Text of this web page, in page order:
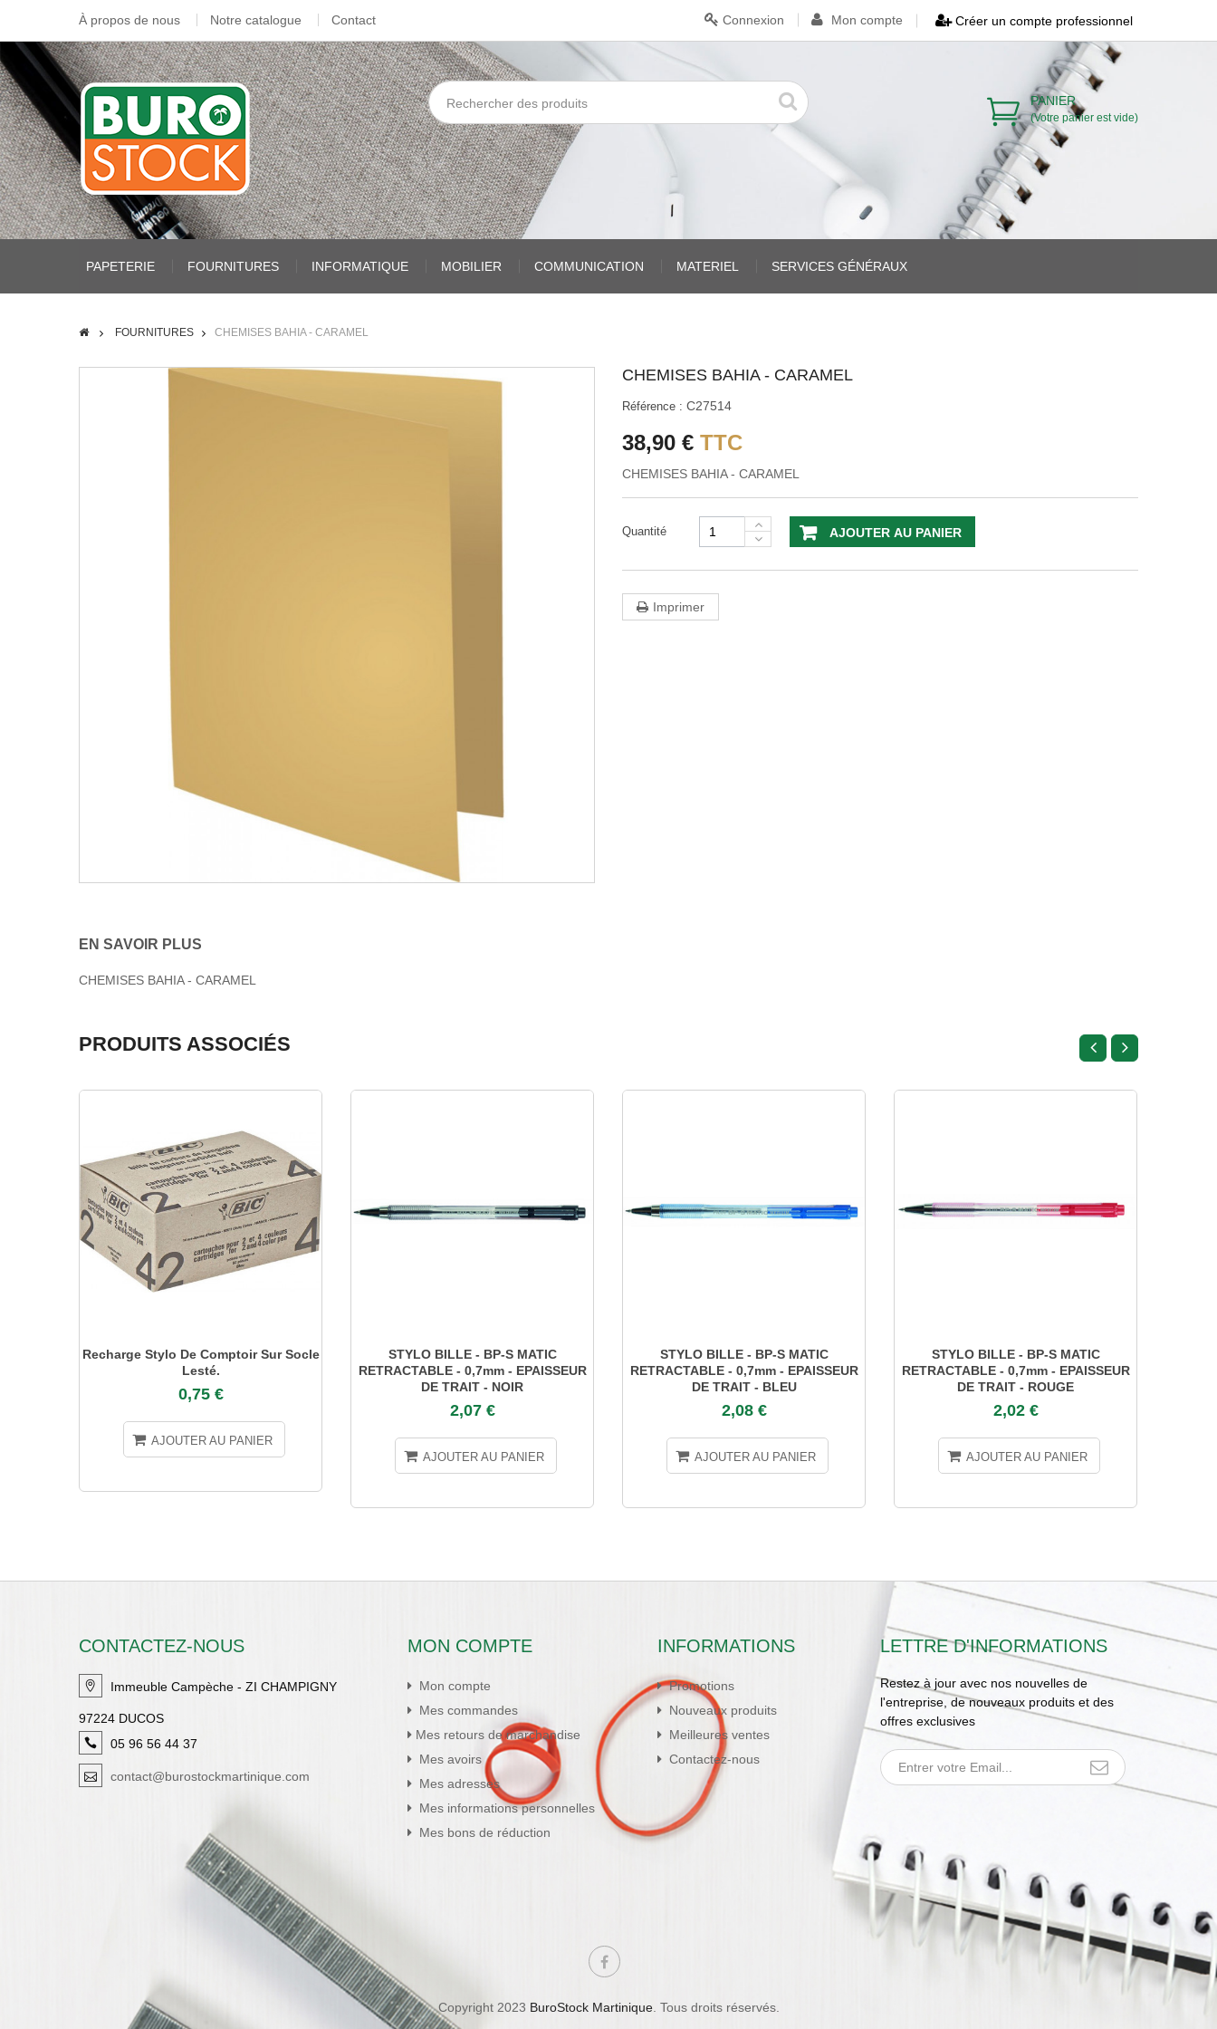
À propos de nous Notre catalogue Contact Créer un compte professionnel
Mon compte
Connexion
PANIER
(Votre panier est vide)
PAPETERIE FOURNITURES INFORMATIQUE MOBILIER COMMUNICATION MATERIEL SERVICES GÉNÉRAUX
FOURNITURES CHEMISES BAHIA - CARAMEL
CHEMISES BAHIA - CARAMEL
Référence : C27514
38,90 € TTC
CHEMISES BAHIA - CARAMEL
Quantité AJOUTER AU PANIER
Imprimer
EN SAVOIR PLUS
CHEMISES BAHIA - CARAMEL
PRODUITS ASSOCIÉS
Recharge Stylo De Comptoir Sur Socle
Lesté.
0,75 €
AJOUTER AU PANIER
STYLO BILLE - BP-S MATIC
RETRACTABLE - 0,7mm - EPAISSEUR
DE TRAIT - NOIR
2,07 €
AJOUTER AU PANIER
STYLO BILLE - BP-S MATIC
RETRACTABLE - 0,7mm - EPAISSEUR
DE TRAIT - BLEU
2,08 €
AJOUTER AU PANIER
STYLO BILLE - BP-S MATIC
RETRACTABLE - 0,7mm - EPAISSEUR
DE TRAIT - ROUGE
2,02 €
AJOUTER AU PANIER
CONTACTEZ-NOUS
Immeuble Campèche - ZI CHAMPIGNY
97224 DUCOS
05 96 56 44 37
contact@burostockmartinique.com
MON COMPTE
Mon compte
Mes commandes
Mes retours de marchandise
Mes avoirs
Mes adresses
Mes informations personnelles
Mes bons de réduction
INFORMATIONS
Promotions
Nouveaux produits
Meilleures ventes
Contactez-nous
LETTRE D'INFORMATIONS
Restez à jour avec nos nouvelles de
l'entreprise, de nouveaux produits et des
offres exclusives
Copyright 2023 BuroStock Martinique. Tous droits réservés.